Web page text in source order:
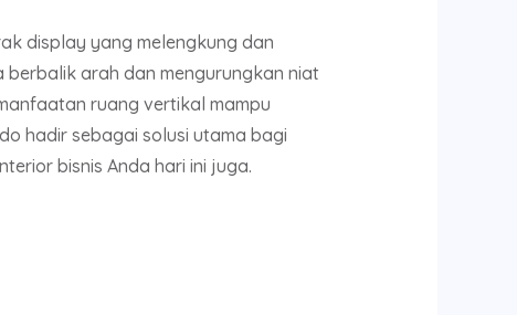
display yang melengkung dan
arah dan mengurungkan niat
ruang vertikal mampu
hadir sebagai solusi utama bagi
bisnis Anda hari ini juga.